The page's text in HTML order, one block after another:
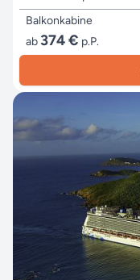
Balkonkabine
ab 374 € p.P.